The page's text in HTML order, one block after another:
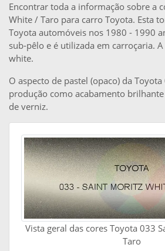
Encontrar toda a informação sobre a
White / Taro para carro Toyota. Esta
Toyota automóveis nos 1980 - 1990
sub-pêlo e é utilizada em carroçaria.
white.
O aspecto de pastel (opaco) da
produção como acabamento
de verniz.
Vista geral das cores Toyota 033
Taro